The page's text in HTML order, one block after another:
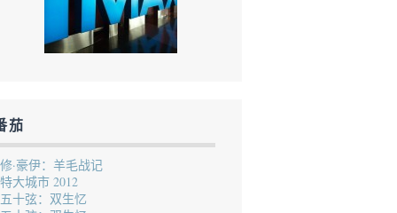
茄
修·豪伊：羊毛战记
特大城市 2012
五十弦：双生忆